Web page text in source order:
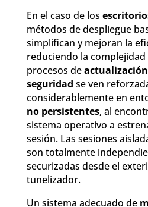
En el caso de los
métodos de despliegue
simplifican y mejoran la
reduciendo la
procesos deactualización
seguridad se ven
considerablemente en
no persistentes, al
sistema operativo a
sesión. Las sesiones
son totalmente
securizadas desde el
tunelizador.
Un sistema adecuado de